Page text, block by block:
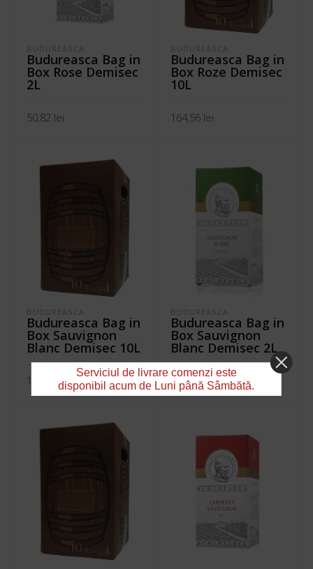
BUDUREASCA
Budureasca Bag in
Box Rose Demisec
2L
50,82 lei
BUDUREASCA
Budureasca Bag in
Box Roze Demisec
10L
164,56 lei
BUDUREASCA
Budureasca Bag in
Box Sauvignon
Blanc Demisec 10L
164,56lei
BUDUREASCA
Budureasca Bag in
Box Sauvignon
Blanc Demisec 2L
50,82lei
Serviciul de livrare comenzi este
disponibil acum de Luni până Sâmbătă.